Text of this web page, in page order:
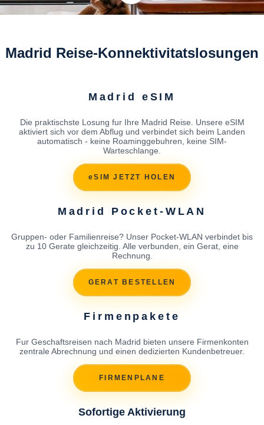
Madrid Reise-Konnektivitatslosungen
Madrid eSIM
Die praktischste Losung fur Ihre Madrid Reise. Unsere eSIM
aktiviert sich vor dem Abflug und verbindet sich beim Landen
automatisch - keine Roaminggebuhren, keine SIM-
Warteschlange.
eSIM JETZT HOLEN
Madrid Pocket-WLAN
Gruppen- oder Familienreise? Unser Pocket-WLAN verbindet bis
zu 10 Gerate gleichzeitig. Alle verbunden, ein Gerat, eine
Rechnung.
GERAT BESTELLEN
Firmenpakete
Fur Geschaftsreisen nach Madrid bieten unsere Firmenkonten
zentrale Abrechnung und einen dedizierten Kundenbetreuer.
FIRMENPLANE
Sofortige Aktivierung